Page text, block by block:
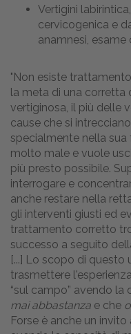
Vertigini
cervicogenica e
anamnesi,
"Non esiste
la meta di una corretta
vertiginosa, il più delle
cause che si
specialmente nella sua
molto male e vuole
più presto possibile.
interrogare e
anche restare nella
gli interventi giusti ed
trattamento corretto
successo a seguito
[...] Lo scopo di
trasmettere
“sul campo” avendo
mai abbastanza e che
Forse è anche un